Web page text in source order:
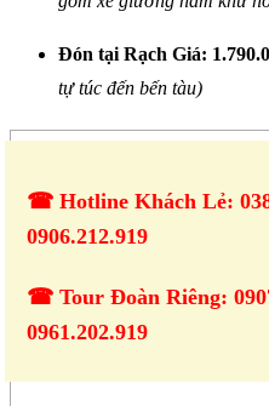
Đón tại Rạch Giá:
tự túc đến bến tàu)
☎ Hotline Khách Lẻ:
0906.212.919
☎ Tour Đoàn Riêng:
0961.202.919